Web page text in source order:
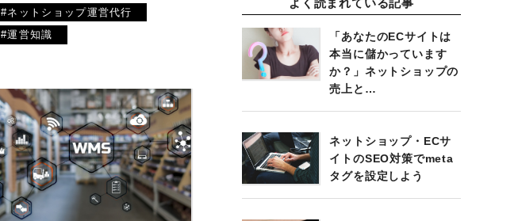
#ネットショップ運営代行
#運営知識
よく読まれている記事
「あなたのECサイトは
本当に儲かっています
か？」ネットショップの
売上と…
ネットショップ・ECサ
イトのSEO対策でmeta
タグを設定しよう